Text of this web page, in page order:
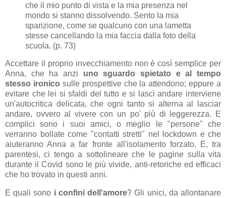
che il mio punto di vista e la mia presenza nel
mondo si stanno dissolvendo. Sento la mia
sparizione, come se qualcuno con una lametta
stesse cancellando la mia faccia dalla foto della
scuola. (p. 73)
Accettare il proprio invecchiamento non è così semplice per
Anna, che ha anzi uno sguardo spietato e al tempo
stesso ironico sulle prospettive che la attendono; eppure a
evitare che lei si sfaldi del tutto e si lasci andare interviene
un'autocritica delicata, che ogni tanto si alterna al lasciar
andare, ovvero al vivere con un po' più di leggerezza. E
complici sono i suoi amici, o meglio le "persone" che
verranno bollate come "contatti stretti" nel lockdown e che
aiuteranno Anna a far fronte all'isolamento forzato. E, tra
parentesi, ci tengo a sottolineare che le pagine sulla vita
durante il Covid sono le più vivide, anti-retoriche ed efficaci
che ho trovato in questi anni.
E quali sono i confini dell'amore? Gli unici, da allontanare